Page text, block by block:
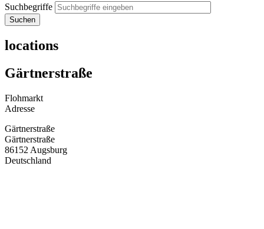
Suchbegriffe
locations
Gärtnerstraße
Flohmarkt
Adresse
Gärtnerstraße
Gärtnerstraße
86152 Augsburg
Deutschland